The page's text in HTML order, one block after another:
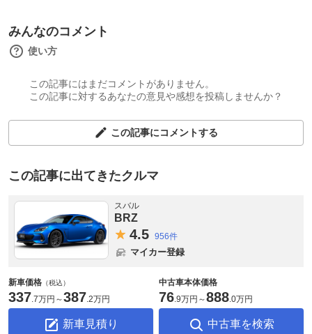
みんなのコメント
使い方
この記事にはまだコメントがありません。
この記事に対するあなたの意見や感想を投稿しませんか？
この記事にコメントする
この記事に出てきたクルマ
スバル
BRZ
4.5 956件
マイカー登録
新車価格 （税込）
337.7万円 ～387.2万円
新車見積り
中古車本体価格
76.9万円 ～888.0万円
中古車を検索